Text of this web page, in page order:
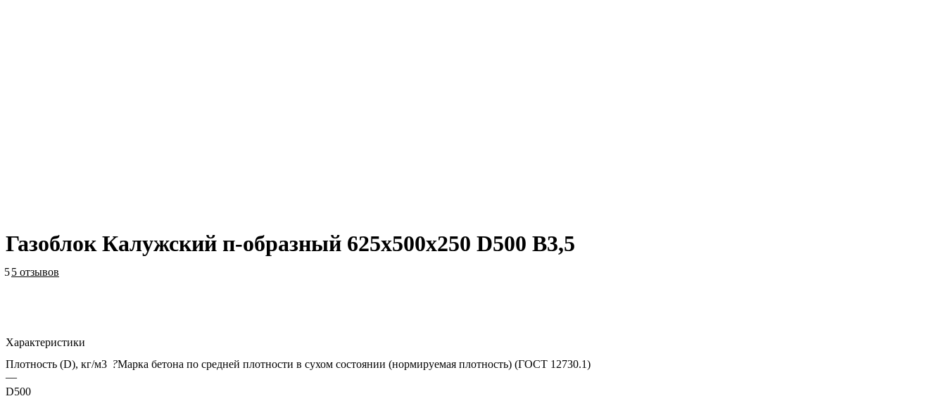
Газоблок Калужский п-образный 625х500х250 D500 B3,5
55 отзывов
Характеристики
Плотность (D), кг/м3 ?Марка бетона по средней плотности в сухом состоянии (нормируемая плотность) (ГОСТ 12730.1)
—
D500